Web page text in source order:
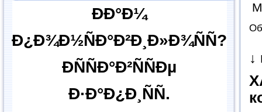
ÐÐ°Ð¼
Ð¿Ð¾Ð½ÑÐ°Ð²Ð¸Ð»Ð¾ÑÑ?
ÐÑÑÐ°Ð²ÑÑÐµ
Ð·Ð°Ð¿Ð¸ÑÑ.